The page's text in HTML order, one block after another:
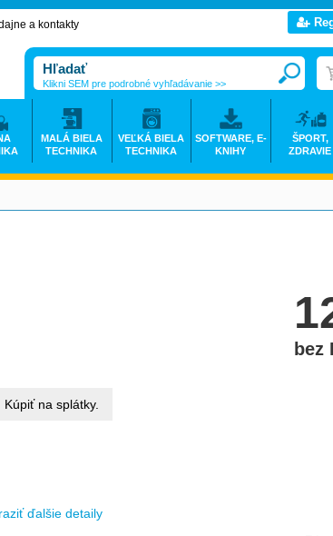
bez
Kúpiť na splátky.
ďalšie detaily
a kontakty
Klikni SEM pre podrobné vyhľadávanie >>
MALÁ BIELA
TECHNIKA
VEĽKÁ BIELA
TECHNIKA
SOFTWARE, E-
KNIHY
ŠPORT,
ZDRAVIE